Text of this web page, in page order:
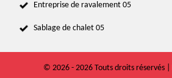
Entreprise de ravalement 05
Sablage de chalet 05
© 2026 - 2026 Touts droits réservés |